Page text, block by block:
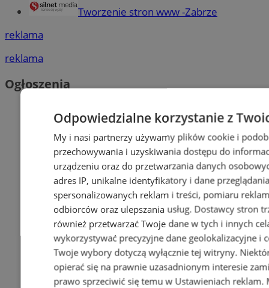
Tworzenie stron www -Zabrze
reklama
reklama
Ogłoszenia
Odpowiedzialne korzystanie z
My i nasi partnerzy używamy plików cookie i
przechowywania i uzyskiwania dostępu do
urządzeniu oraz do przetwarzania danych
adres IP, unikalne identyfikatory i dane
spersonalizowanych reklam i treści, pomiaru
odbiorców oraz ulepszania usług. Dostawcy stron
również przetwarzać Twoje dane w tych i innych
wykorzystywać precyzyjne dane geolokalizacyjne i
Twoje wybory dotyczą wyłącznie tej witryny.
opierać się na prawnie uzasadnionym interesie
prawo sprzeciwić się temu w Ustawieniach reklam.